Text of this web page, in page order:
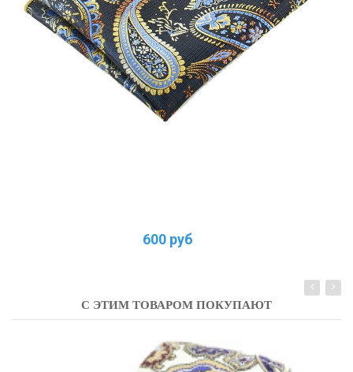
600 руб
С ЭТИМ ТОВАРОМ ПОКУПАЮТ